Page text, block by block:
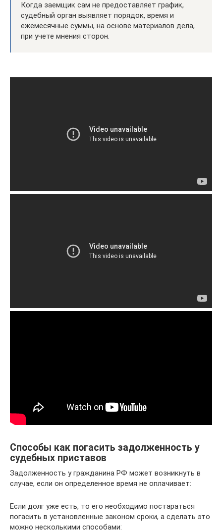
Когда заемщик сам не предоставляет график,
судебный орган выявляет порядок, время и
ежемесячные суммы, на основе материалов дела,
при учете мнения сторон.
Способы как погасить задолженность у
судебных приставов
Задолженность у гражданина РФ может возникнуть в
случае, если он определенное время не оплачивает:
Если долг уже есть, то его необходимо постараться
погасить в установленные законом сроки, а сделать это
можно несколькими способами: